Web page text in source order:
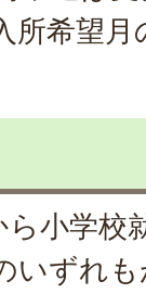
所希望
小学校
いずれ